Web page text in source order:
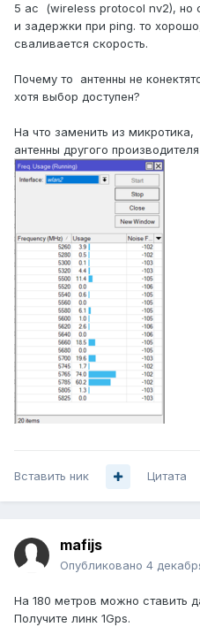
5 ac (wireless protocol nv2), но
и задержки при ping. то
сваливается скорость.
Почему то антенны не
хотя выбор доступен?
На что заменить из
антенны другого
Вставить ник Цитата
mafijs
Опубликовано 4
На 180 метров можно ставить
Получите линк 1Gps.